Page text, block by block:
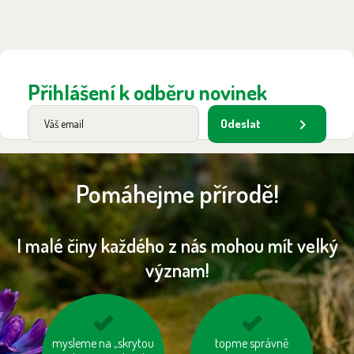
Přihlášení k odběru novinek
Odeslat
Pomáhejme přírodě!
I malé činy každého z nás mohou mít velký
význam!
mysleme na „skrytou
nespalujme odpady topme správně
jezme sezónní